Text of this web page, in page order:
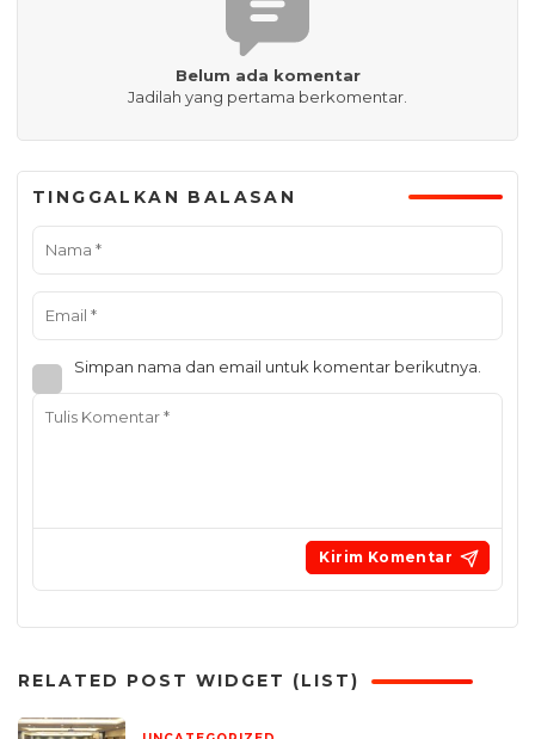
Belum ada komentar
Jadilah yang pertama berkomentar.
TINGGALKAN BALASAN
Simpan nama dan email untuk komentar berikutnya.
RELATED POST WIDGET (LIST)